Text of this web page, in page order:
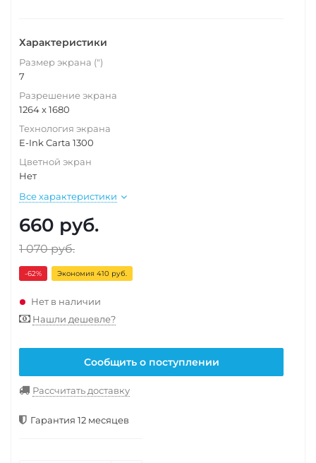
Характеристики
Размер экрана (")
7
Разрешение экрана
1264 x 1680
Технология экрана
E-Ink Carta 1300
Цветной экран
Нет
Все характеристики
660 руб.
1 070руб.
-62% Экономия 410 руб.
Нет в наличии
Нашли дешевле?
Сообщить о поступлении
Рассчитать доставку
Гарантия 12 месяцев